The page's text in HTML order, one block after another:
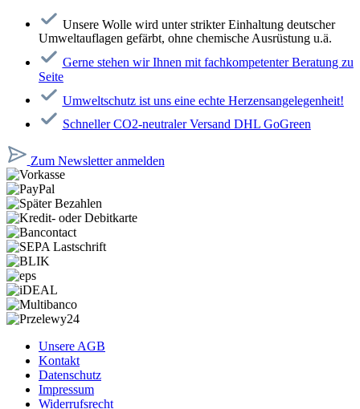
Unsere Wolle wird unter strikter Einhaltung deutscher
Umweltauflagen gefärbt, ohne chemische Ausrüstung u.ä.
Gerne stehen wir Ihnen mit fachkompetenter Beratung zu
Seite
Umweltschutz ist uns eine echte Herzensangelegenheit!
Schneller CO2-neutraler Versand DHL GoGreen
Zum Newsletter anmelden
Unsere AGB
Kontakt
Datenschutz
Impressum
Widerrufsrecht